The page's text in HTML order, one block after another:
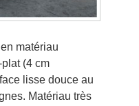
matériau
(4 cm
lisse douce au
Matériau très